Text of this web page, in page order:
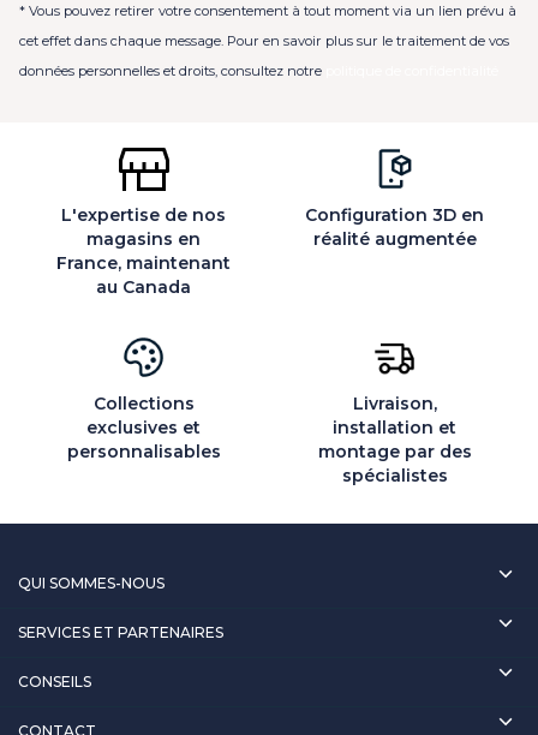
* Vous pouvez retirer votre consentement à tout moment via un lien prévu à
cet effet dans chaque message. Pour en savoir plus sur le traitement de vos
données personnelles et droits, consultez notre
L'expertise de nos
magasins en
France, maintenant
au Canada
Configuration 3D en
réalité augmentée
Collections
exclusives et
personnalisables
Livraison,
installation et
montage par des
spécialistes
QUI SOMMES-NOUS
SERVICES ET PARTENAIRES
CONSEILS
CONTACT